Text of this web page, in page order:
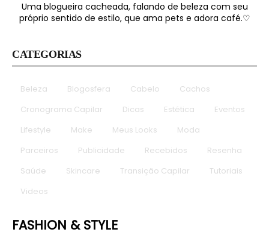
Uma blogueira cacheada, falando de beleza com seu
próprio sentido de estilo, que ama pets e adora café.♡
CATEGORIAS
Beleza Blogosfera Cabelo
Cachos
Cronograma Capilar
Dicas Estética
Eventos
Lifestyle
Make Meus Looks
Moda
Parceiros
Publicidade Recebidos
Resenha
Saúde
Skincare Transição Capilar
Tutoriais
Videos
FASHION & STYLE